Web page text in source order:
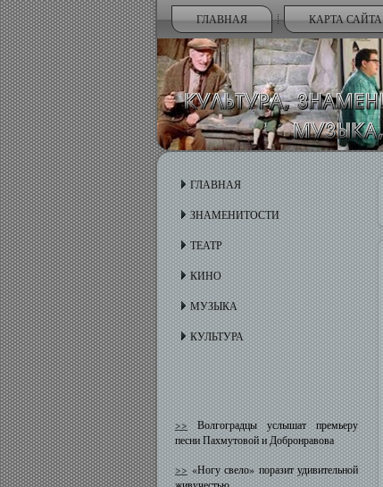
ГЛАВНАЯ КАРТА САЙТА
ГЛАВНАЯ
ЗНАМЕНИТОСТИ
ТЕАТР
КИНО
МУЗЫКА
КУЛЬТУРА
>>Волгоградцы услышат премьеру
песни Пахмутовой и Добронравова
>>«Ногу свело» поразит удивительной